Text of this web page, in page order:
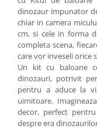
dinozaur impunator
chiar in camera
cm, si cele in forma
completa scena,
care vor inveseli orice
Un kit cu baloane
dinozauri, potrivit
pentru a aduce la
uimitoare.
decor, perfect
despre era